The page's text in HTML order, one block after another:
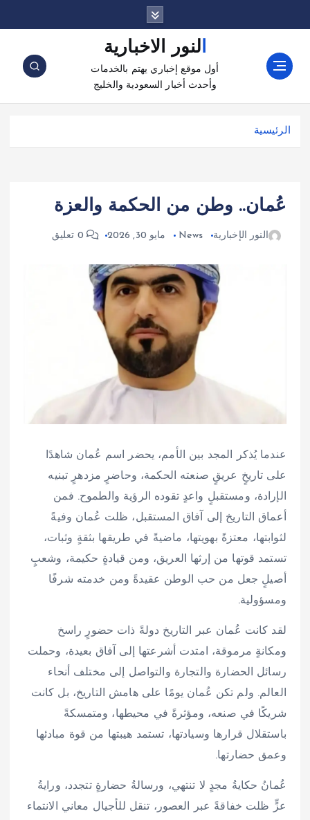
ز
النور الاخبارية
أول موقع إخباري يهتم بالخدمات
وأحدث أخبار السعودية والخليج
الرئيسية
عُمان.. وطن من الحكمة والعزة
النور الإخبارية News مايو 30, 2026 0 تعليق
عندما يُذكر المجد بين الأمم، يحضر اسم عُمان شاهدًا
على تاريخٍ عريقٍ صنعته الحكمة، وحاضرٍ مزدهرٍ تبنيه
الإرادة، ومستقبلٍ واعدٍ تقوده الرؤية والطموح. فمن
أعماق التاريخ إلى آفاق المستقبل، ظلت عُمان وفيةً
لثوابتها، معتزةً بهويتها، ماضيةً في طريقها بثقةٍ وثبات،
تستمد قوتها من إرثها العريق، ومن قيادةٍ حكيمة، وشعبٍ
أصيلٍ جعل من حب الوطن عقيدةً ومن خدمته شرفًا
ومسؤولية.
لقد كانت عُمان عبر التاريخ دولةً ذات حضورٍ راسخ
ومكانةٍ مرموقة، امتدت أشرعتها إلى آفاق بعيدة، وحملت
رسائل الحضارة والتجارة والتواصل إلى مختلف أنحاء
العالم. ولم تكن عُمان يومًا على هامش التاريخ، بل كانت
شريكًا في صنعه، ومؤثرةً في محيطها، ومتمسكةً
باستقلال قرارها وسيادتها، تستمد هيبتها من قوة مبادئها
وعمق حضارتها.
عُمانُ حكايةُ مجدٍ لا تنتهي، ورسالةُ حضارةٍ تتجدد، ورايةُ
عزٍّ ظلت خفاقةً عبر العصور، تنقل للأجيال معاني الانتماء